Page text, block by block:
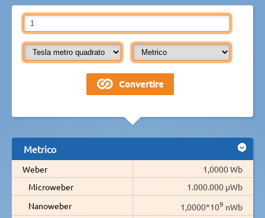
Metrico
Weber
1,0000 Wb
Microweber
1.000.000 µWb
Nanoweber
1,0000*109 nWb